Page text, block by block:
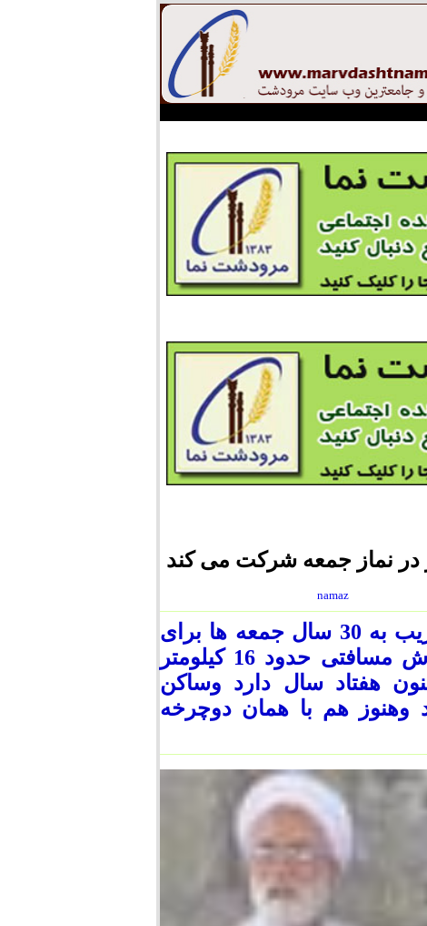
namaz
آقای جهانبخش باقری نماز گزاری است که قریب به 30 سال جمعه ها برای
شرکت درنماز جمعه مرودشت با دو چرخه اش مسافتی حدود 16 کیلومتر
هفتاد سال دارد وساکن
وهنوز هم با همان دوچرخه